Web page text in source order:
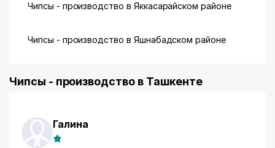
Чипсы - производство в Яккасарайском районе
Чипсы - производство в Яшнабадском районе
Чипсы - производство в Ташкенте
Галина